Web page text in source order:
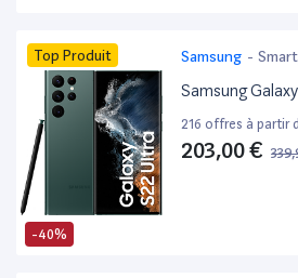
-40%
Top Produit Samsung -
Samsung
216 offres à partir
203,00 €